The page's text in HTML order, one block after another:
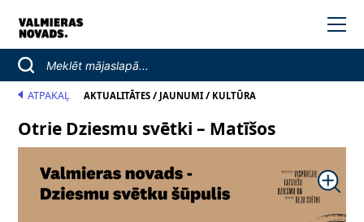
ATPAKAĻ AKTUALITĀTES/ JAUNUMI/ KULTŪRA
Otrie Dziesmu svētki – Matīšos